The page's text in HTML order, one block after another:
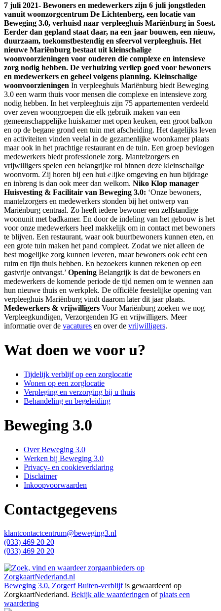
7 juli 2021- Bewoners en medewerkers zijn 6 juli jongstleden
vanuit woonzorgcentrum De Lichtenberg, een locatie van
Beweging 3.0, verhuisd naar verpleeghuis Mariënburg in Soest.
Eerder dan gepland staat daar, na een jaar bouwen, een nieuw,
duurzaam, toekomstbestendig en sfeervol verpleeghuis. Het
nieuwe Mariënburg bestaat uit kleinschalige
woonvoorzieningen voor ouderen die complexe en intensieve
zorg nodig hebben. De verhuizing verliep goed voor bewoners
en medewerkers en geheel volgens planning. Kleinschalige
woonvoorzieningen In verpleeghuis Mariënburg biedt Beweging
3.0 een warm thuis voor mensen die complexe en intensieve zorg
nodig hebben. In het verpleeghuis zijn 75 appartementen verdeeld
over zeven woongroepen die elk gebruik maken van een
gemeenschappelijke huiskamer met open keuken, een groot balkon
en op de begane grond een tuin met afscheiding. Het dagelijks leven
en activiteiten vinden veelal in de gezamenlijke woonkamer plaats
maar ook in het prachtige restaurant en de tuin. Een groep bevlogen
medewerkers biedt professionele zorg. Mantelzorgers en
vrijwilligers spelen een belangrijke rol binnen deze kleinschalige
woonvorm. Zij horen bij een huiselijke omgeving en hun bijdrage
en inbreng is dan ook meer dan welkom. Niko Klop manager
Huisvesting & Facilitair van Beweging 3.0: ‘Onze bewoners,
mantelzorgers en medewerkers stonden bij het ontwerp van
Mariënburg centraal. Zo heeft iedere bewoner een zelfstandige
woonunit met badkamer. En door de indeling van het gebouw is het
voor onze medewerkers heel makkelijk om in contact met bewoners
te blijven. Een restaurant, waar ook buurtbewoners kunnen eten, en
een grote tuin maken het pand compleet. Zodat we niet alleen de
best mogelijke zorg kunnen leveren, maar bewoners ook echt een
ruim en fijn thuis hebben. En bezoekers kunnen rekenen op een
gastvrije ontvangst.’ Opening Belangrijk is dat de bewoners en
medewerkers de komende periode de tijd nemen om te wennen aan
hun nieuwe thuis en werkplek. De officiële feestelijke opening van
verpleeghuis Mariënburg vindt daarom later dit jaar plaats.
Medewerkers & vrijwilligers Voor Mariënburg zoeken we nog
Verpleegkundigen, Verzorgenden IG en vrijwilligers. Meer
informatie over de vacatures en over de vrijwilligers.
Wat doen we voor u?
Tijdelijk verblijf op een zorglocatie
Wonen op een zorglocatie
Verpleging en verzorging bij u thuis
Behandeling en begeleiding
Beweging 3.0
Over Beweging 3.0
Werken bij Beweging 3.0
Privacy- en cookieverklaring
Disclaimer
Inkoopvoorwaarden
Contactgegevens
klantcontactcentrum@beweging3.nl
(033) 469 20 20
(033) 469 20 20
Beweging 3.0, Zorgerf Buiten-verblijfis gewaardeerd op
ZorgkaartNederland. Bekijk alle waarderingen ofplaats een
waardering